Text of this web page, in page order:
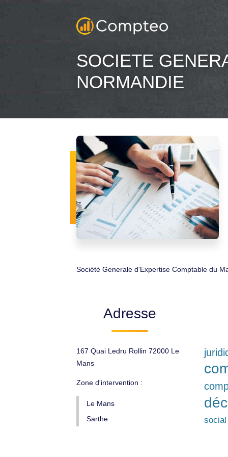
SOCIETE
NORMANDIE
Société Generale d'Expertise Comptable du
Adresse
167 Quai Ledru Rollin 72000 Le
Mans
Zone d'intervention :
Le Mans
Sarthe
social